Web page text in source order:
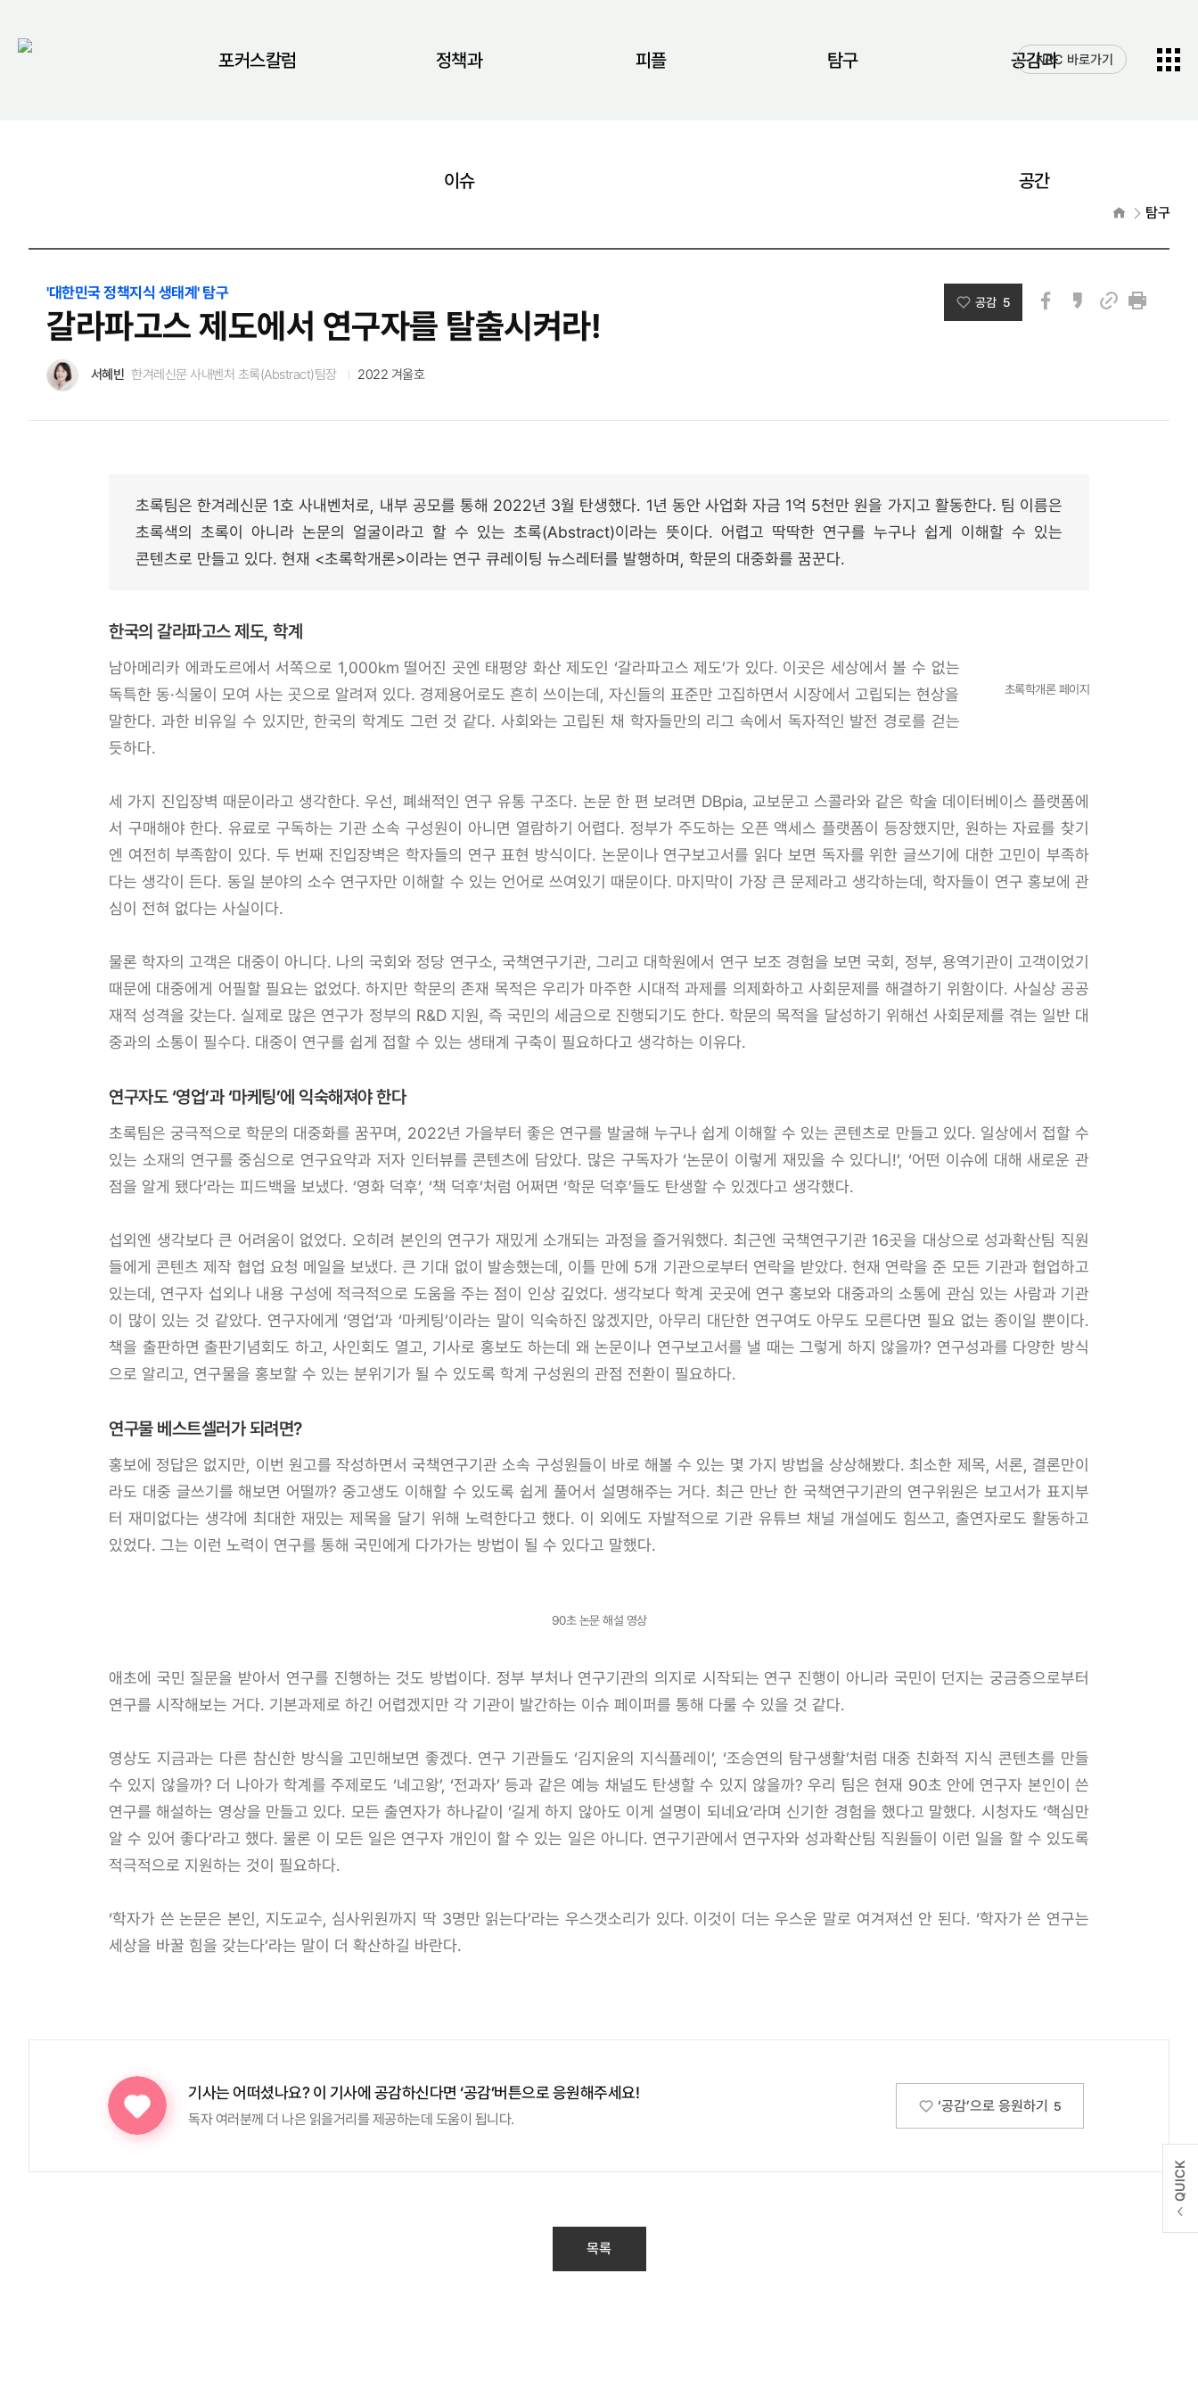
포커스칼럼 정책과
이슈
피플 탐구 공감과
공간
NRC 바로가기
전체메
열기
QUICK
홈으로
탐구
'대한민국 정책지식 생태계' 탐구
갈라파고스 제도에서 연구자를 탈출시켜라!
서혜빈 한겨레신문 사내벤처 초록(Abstract)팀장 2022 겨울호
공감 5
초록팀은 한겨레신문 1호 사내벤처로, 내부 공모를 통해 2022년 3월 탄생했다. 1년 동안 사업화 자금 1억 5천만 원을 가지고 활동한다. 팀 이름은
초록색의 초록이 아니라 논문의 얼굴이라고 할 수 있는 초록(Abstract)이라는 뜻이다. 어렵고 딱딱한 연구를 누구나 쉽게 이해할 수 있는
콘텐츠로 만들고 있다. 현재 <초록학개론>이라는 연구 큐레이팅 뉴스레터를 발행하며, 학문의 대중화를 꿈꾼다.
한국의 갈라파고스 제도, 학계
초록학개론 페이지
남아메리카 에콰도르에서 서쪽으로 1,000km 떨어진 곳엔 태평양 화산 제도인 ‘갈라파고스 제도’가 있다. 이곳은 세상에서 볼 수 없는
독특한 동·식물이 모여 사는 곳으로 알려져 있다. 경제용어로도 흔히 쓰이는데, 자신들의 표준만 고집하면서 시장에서 고립되는 현상을
말한다. 과한 비유일 수 있지만, 한국의 학계도 그런 것 같다. 사회와는 고립된 채 학자들만의 리그 속에서 독자적인 발전 경로를 걷는
듯하다.
세 가지 진입장벽 때문이라고 생각한다. 우선, 폐쇄적인 연구 유통 구조다. 논문 한 편 보려면 DBpia, 교보문고 스콜라와 같은 학술 데이터베이스 플랫폼에
서 구매해야 한다. 유료로 구독하는 기관 소속 구성원이 아니면 열람하기 어렵다. 정부가 주도하는 오픈 액세스 플랫폼이 등장했지만, 원하는 자료를 찾기
엔 여전히 부족함이 있다. 두 번째 진입장벽은 학자들의 연구 표현 방식이다. 논문이나 연구보고서를 읽다 보면 독자를 위한 글쓰기에 대한 고민이 부족하
다는 생각이 든다. 동일 분야의 소수 연구자만 이해할 수 있는 언어로 쓰여있기 때문이다. 마지막이 가장 큰 문제라고 생각하는데, 학자들이 연구 홍보에 관
심이 전혀 없다는 사실이다.
물론 학자의 고객은 대중이 아니다. 나의 국회와 정당 연구소, 국책연구기관, 그리고 대학원에서 연구 보조 경험을 보면 국회, 정부, 용역기관이 고객이었기
때문에 대중에게 어필할 필요는 없었다. 하지만 학문의 존재 목적은 우리가 마주한 시대적 과제를 의제화하고 사회문제를 해결하기 위함이다. 사실상 공공
재적 성격을 갖는다. 실제로 많은 연구가 정부의 R&D 지원, 즉 국민의 세금으로 진행되기도 한다. 학문의 목적을 달성하기 위해선 사회문제를 겪는 일반 대
중과의 소통이 필수다. 대중이 연구를 쉽게 접할 수 있는 생태계 구축이 필요하다고 생각하는 이유다.
연구자도 ‘영업’과 ‘마케팅’에 익숙해져야 한다
초록팀은 궁극적으로 학문의 대중화를 꿈꾸며, 2022년 가을부터 좋은 연구를 발굴해 누구나 쉽게 이해할 수 있는 콘텐츠로 만들고 있다. 일상에서 접할 수
있는 소재의 연구를 중심으로 연구요약과 저자 인터뷰를 콘텐츠에 담았다. 많은 구독자가 ‘논문이 이렇게 재밌을 수 있다니!’, ‘어떤 이슈에 대해 새로운 관
점을 알게 됐다’라는 피드백을 보냈다. ‘영화 덕후’, ‘책 덕후’처럼 어쩌면 ‘학문 덕후’들도 탄생할 수 있겠다고 생각했다.
섭외엔 생각보다 큰 어려움이 없었다. 오히려 본인의 연구가 재밌게 소개되는 과정을 즐거워했다. 최근엔 국책연구기관 16곳을 대상으로 성과확산팀 직원
들에게 콘텐츠 제작 협업 요청 메일을 보냈다. 큰 기대 없이 발송했는데, 이틀 만에 5개 기관으로부터 연락을 받았다. 현재 연락을 준 모든 기관과 협업하고
있는데, 연구자 섭외나 내용 구성에 적극적으로 도움을 주는 점이 인상 깊었다. 생각보다 학계 곳곳에 연구 홍보와 대중과의 소통에 관심 있는 사람과 기관
이 많이 있는 것 같았다. 연구자에게 ‘영업’과 ‘마케팅’이라는 말이 익숙하진 않겠지만, 아무리 대단한 연구여도 아무도 모른다면 필요 없는 종이일 뿐이다.
책을 출판하면 출판기념회도 하고, 사인회도 열고, 기사로 홍보도 하는데 왜 논문이나 연구보고서를 낼 때는 그렇게 하지 않을까? 연구성과를 다양한 방식
으로 알리고, 연구물을 홍보할 수 있는 분위기가 될 수 있도록 학계 구성원의 관점 전환이 필요하다.
연구물 베스트셀러가 되려면?
홍보에 정답은 없지만, 이번 원고를 작성하면서 국책연구기관 소속 구성원들이 바로 해볼 수 있는 몇 가지 방법을 상상해봤다. 최소한 제목, 서론, 결론만이
라도 대중 글쓰기를 해보면 어떨까? 중고생도 이해할 수 있도록 쉽게 풀어서 설명해주는 거다. 최근 만난 한 국책연구기관의 연구위원은 보고서가 표지부
터 재미없다는 생각에 최대한 재밌는 제목을 달기 위해 노력한다고 했다. 이 외에도 자발적으로 기관 유튜브 채널 개설에도 힘쓰고, 출연자로도 활동하고
있었다. 그는 이런 노력이 연구를 통해 국민에게 다가가는 방법이 될 수 있다고 말했다.
90초 논문 해설 영상
애초에 국민 질문을 받아서 연구를 진행하는 것도 방법이다. 정부 부처나 연구기관의 의지로 시작되는 연구 진행이 아니라 국민이 던지는 궁금증으로부터
연구를 시작해보는 거다. 기본과제로 하긴 어렵겠지만 각 기관이 발간하는 이슈 페이퍼를 통해 다룰 수 있을 것 같다.
영상도 지금과는 다른 참신한 방식을 고민해보면 좋겠다. 연구 기관들도 ‘김지윤의 지식플레이’, ‘조승연의 탐구생활’처럼 대중 친화적 지식 콘텐츠를 만들
수 있지 않을까? 더 나아가 학계를 주제로도 ‘네고왕’, ‘전과자’ 등과 같은 예능 채널도 탄생할 수 있지 않을까? 우리 팀은 현재 90초 안에 연구자 본인이 쓴
연구를 해설하는 영상을 만들고 있다. 모든 출연자가 하나같이 ‘길게 하지 않아도 이게 설명이 되네요’라며 신기한 경험을 했다고 말했다. 시청자도 ‘핵심만
알 수 있어 좋다’라고 했다. 물론 이 모든 일은 연구자 개인이 할 수 있는 일은 아니다. 연구기관에서 연구자와 성과확산팀 직원들이 이런 일을 할 수 있도록
적극적으로 지원하는 것이 필요하다.
‘학자가 쓴 논문은 본인, 지도교수, 심사위원까지 딱 3명만 읽는다’라는 우스갯소리가 있다. 이것이 더는 우스운 말로 여겨져선 안 된다. ‘학자가 쓴 연구는
세상을 바꿀 힘을 갖는다’라는 말이 더 확산하길 바란다.
기사는 어떠셨나요?이 기사에 공감하신다면 ‘공감’버튼으로 응원해주세요!
독자 여러분께 더 나은 읽을거리를 제공하는데 도움이 됩니다.
‘공감’으로 응원하기 5
목록